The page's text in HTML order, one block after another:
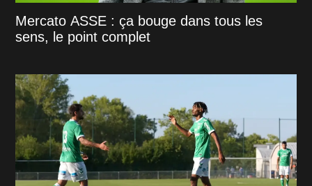
Mercato ASSE : ça bouge dans tous les
sens, le point complet